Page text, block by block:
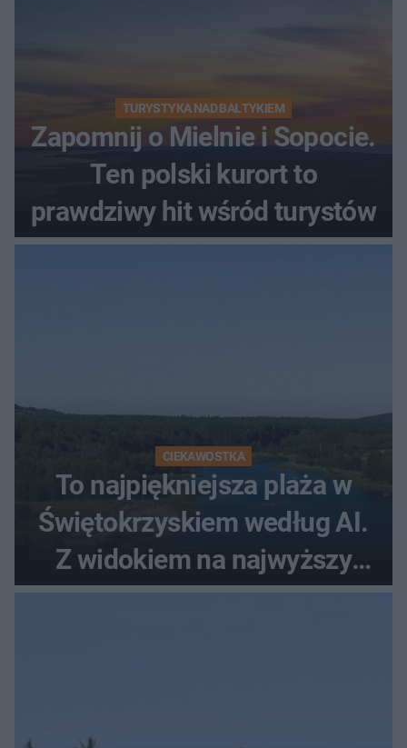
TURYSTYKA NAD BAŁTYKIEM
Zapomnij o Mielnie i Sopocie.
Ten polski kurort to
prawdziwy hit wśród turystów
CIEKAWOSTKA
To najpiękniejsza plaża w
Świętokrzyskiem według AI.
Z widokiem na najwyższy
szczyt Gór Świętokrzyskich